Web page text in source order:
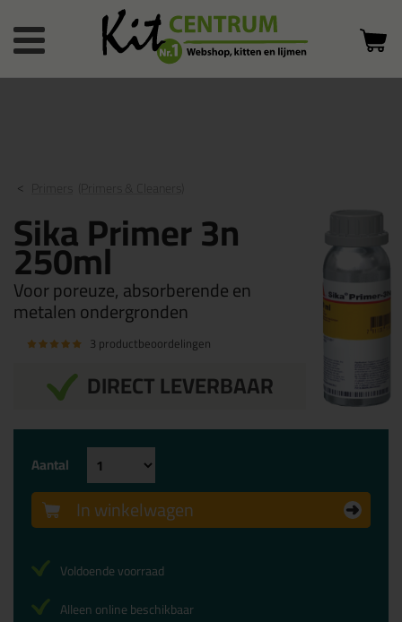
in winkelwagen
Bestelstatus
of inloggen
Sika Primer 3n
250ml
Voor poreuze, absorberende en
metalen ondergronden
3 productbeoordelingen
DIRECT LEVERBAAR
Aantal
In winkelwagen
Voldoende voorraad
Alleen online beschikbaar